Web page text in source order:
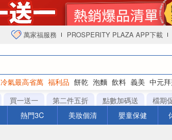
萬家福服務 PROSPERITY PLAZA APP下載
冷氣最高省萬 福利品 餅乾 泡麵 飲料 義美 中元
買一送一 第二件五折 點數加碼送
檔期
熱門3C 美妝個清 嬰童保健